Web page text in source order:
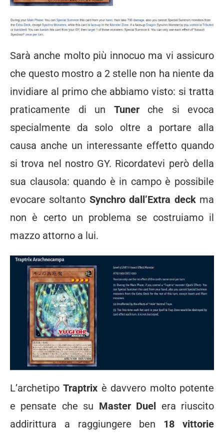
Sarà anche molto più innocuo ma vi assicuro
che questo mostro a 2 stelle non ha niente da
invidiare al primo che abbiamo visto: si tratta
praticamente di un Tunerche si evoca
specialmente da solo oltre a portare alla
causa anche un interessante effetto quando
si trova nel nostro GY. Ricordatevi però della
sua clausola: quando è in campo è possibile
evocare soltanto Synchro dall’Extra deckma
non è certo un problema se costruiamo il
mazzo attorno a lui.
L’archetipoTraptrix è davvero molto potente
e pensate che su Master Duel era riuscito
addirittura a raggiungere ben 18 vittorie